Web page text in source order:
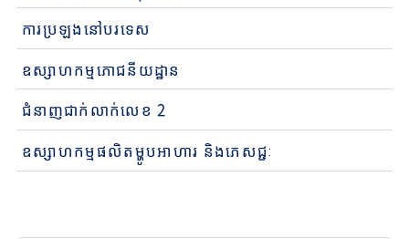
ការប្រឡងនៅបរទេស
ឧស្សាហកម្មភោជនីយដ្ឋាន
ជំនាញជាក់លាក់លេខ 2
ឧស្សាហកម្មផលិតម្ហូបអាហារ និងភេសជ្ជៈ